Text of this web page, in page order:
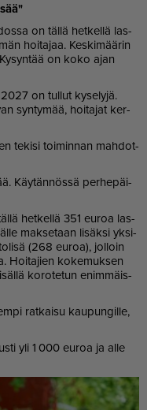
on täl­lä het­kel­lä las­
hoi­ta­jaa. Kes­ki­mää­rin
on koko ajan
on tul­lut ky­se­ly­jä.
syn­ty­mää, hoi­ta­jat ker­
te­ki­si toi­min­nan mah­dot­
Käy­tän­nös­sä per­he­päi­
het­kel­lä 351 eu­roa las­
mak­se­taan li­säk­si yk­si­
(268 eu­roa), jol­loin
Hoi­ta­jien ko­ke­muk­sen
ko­ro­te­tun enim­mäis­
rat­kai­su kau­pun­gil­le,
yli 1 000 eu­roa ja al­le